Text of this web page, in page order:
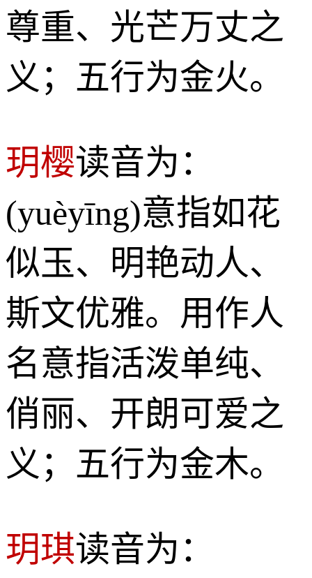
尊重、光芒万丈之
义；五行为金火。
玥樱读音为：
(yuèyīng)意指如花
似玉、明艳动人、
斯文优雅。用作人
名意指活泼单纯、
俏丽、开朗可爱之
义；五行为金木。
玥琪读音为：